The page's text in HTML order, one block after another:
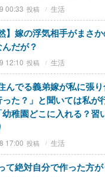
00:33 生活
】嫁の浮気相手がまさ
だが？
12:10 生活
んでる義弟嫁が私に張
た？」と聞いては私が
稚園どこに入れる？習
17:00 生活
て絶対自分で作った方